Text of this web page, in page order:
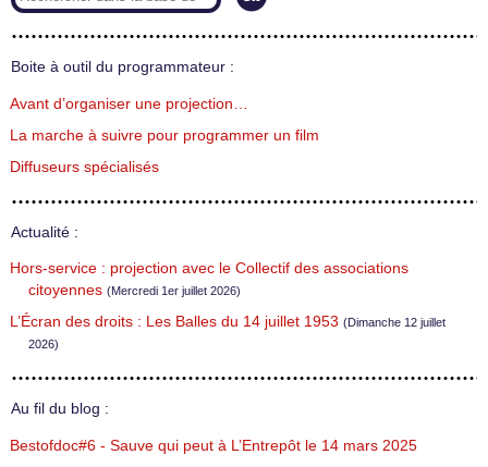
Boite à outil du programmateur :
Avant d’organiser une projection…
La marche à suivre pour programmer un film
Diffuseurs spécialisés
Actualité :
Hors-service : projection avec le Collectif des associations
citoyennes (Mercredi 1er juillet 2026)
L’Écran des droits : Les Balles du 14 juillet 1953 (Dimanche 12 juillet
2026)
Au fil du blog :
Bestofdoc#6 - Sauve qui peut à L’Entrepôt le 14 mars 2025